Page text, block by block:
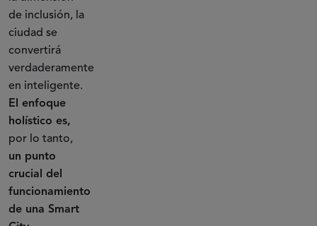
de inclusión, la
ciudad se
convertirá
verdaderamente
en inteligente.
El enfoque
holístico es,
por lo tanto,
un punto
crucial del
funcionamiento
de una Smart